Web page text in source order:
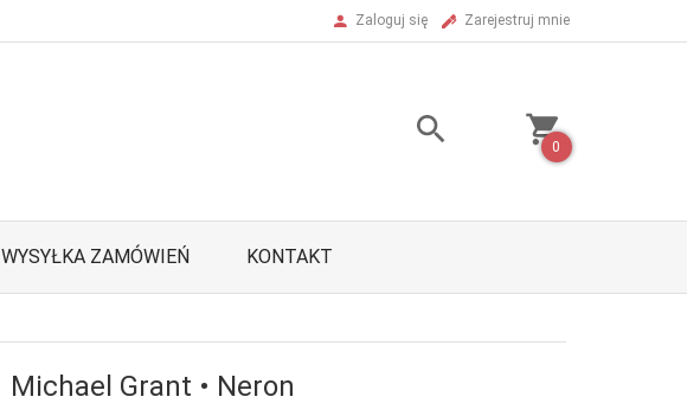
Zaloguj się Zarejestruj mnie
0
WYSYŁKA ZAMÓWIEŃ KONTAKT
Michael Grant • Neron